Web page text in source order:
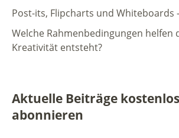
Post-its, Flipcharts und Whiteboards
Welche Rahmenbedingungen helfen
Kreativität entsteht?
Aktuelle Beiträge kostenlos
abonnieren